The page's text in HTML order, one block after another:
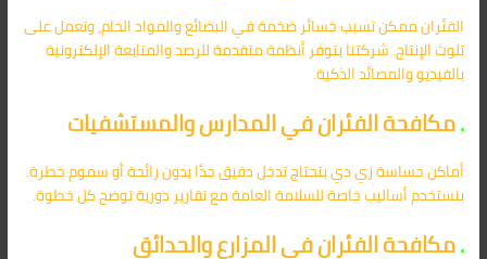
الفئران ممكن تسبب خسائر ضخمة في البضائع والمواد الخام، وتعمل على
تلوث الإنتاج. شركتنا بتوفر أنظمة متقدمة للرصد والمتابعة الإلكترونية
بالفيديو والمصائد الذكية.
.مكافحة الفئران في المدارس والمستشفيات
أماكن حساسة زي دي بتحتاج تدخل دقيق جدًا بدون رائحة أو سموم خطرة.
بنستخدم أساليب خاصة للسلامة العامة مع تقارير دورية توضح كل خطوة.
.مكافحة الفئران في المزارع والحدائق